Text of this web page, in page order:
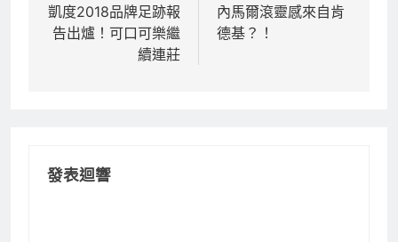
章
導
凱度2018品牌足跡報
告出爐！可口可樂繼
續連莊
內馬爾滾靈感來自肯
德基？！
發表迴響